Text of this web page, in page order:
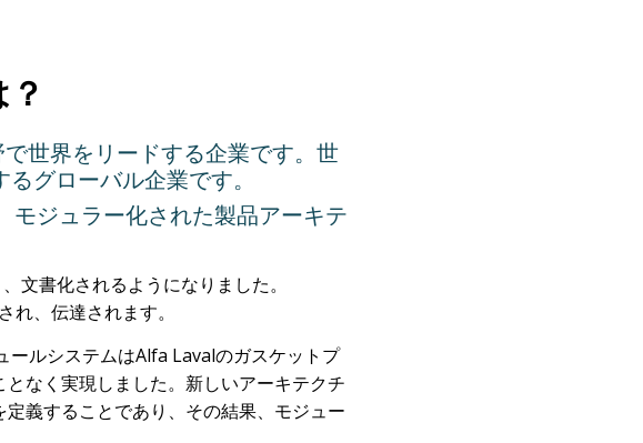
世界をリードする企業です。世
グローバル企業です。
ジュラー化された製品アーキテ
文書化されるようになりました。
れ、伝達されます。
ルシステムはAlfa Lavalのガスケットプ
なく実現しました。新しいアーキテクチ
義することであり、その結果、モジュー